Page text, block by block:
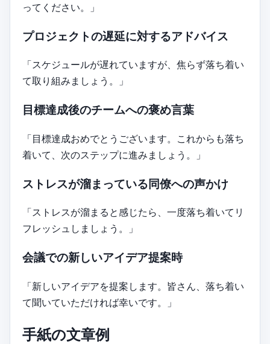
ってください。」
プロジェクトの遅延に対するアドバイス
「スケジュールが遅れていますが、焦らず落ち着い
て取り組みましょう。」
目標達成後のチームへの褒め言葉
「目標達成おめでとうございます。これからも落ち
着いて、次のステップに進みましょう。」
ストレスが溜まっている同僚への声かけ
「ストレスが溜まると感じたら、一度落ち着いてリ
フレッシュしましょう。」
会議での新しいアイデア提案時
「新しいアイデアを提案します。皆さん、落ち着い
て聞いていただければ幸いです。」
手紙の文章例